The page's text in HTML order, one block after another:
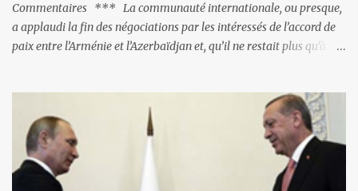
Commentaires *** La communauté internationale, ou presque,
a applaudi la fin des négociations par les intéressés de l’accord de
paix entre l’Arménie et l’Azerbaïdjan et, qu’il ne restait plus qu’à le
Les deux points non résolus portaient sur la renonciation aux
revendications internationales mutuelles et sur l'abstention de
déployer des représentants d'autres pays le long de la frontière
entre l'Arménie et l'Azerbaïdjan. C’est chose faite, l’Arménie a
accepté. Comme on pouvait s’y attendre, Bakou a posé de